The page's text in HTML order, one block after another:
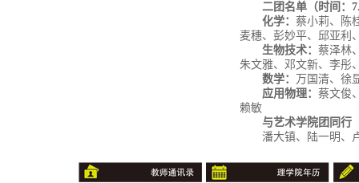
二团名单（时间：
化学： 蔡小莉、陈
麦穗、彭妙平、邱亚利
生物技术： 蔡泽林
朱文雅、邓文新、李彤
数学：
万国清、徐
应用物理： 蔡文俊
赖敏
与艺术学院团同行
潘大镇、陆一明、